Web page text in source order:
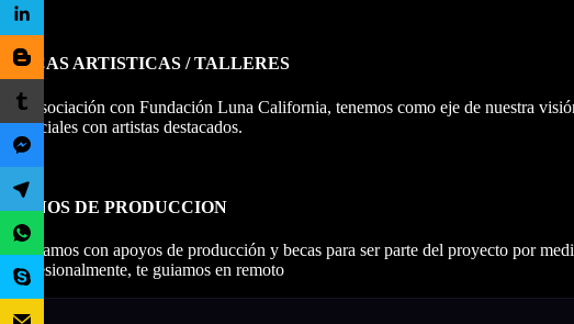
BECAS ARTISTICAS / TALLERES
En asociación con Fundación Luna California, tenemos como eje de nuestra
especiales con artistas destacados.
BONOS DE PRODUCCION
Contamos con apoyos de producción y becas para ser parte del proyecto por
profesionalmente, te guiamos en remoto